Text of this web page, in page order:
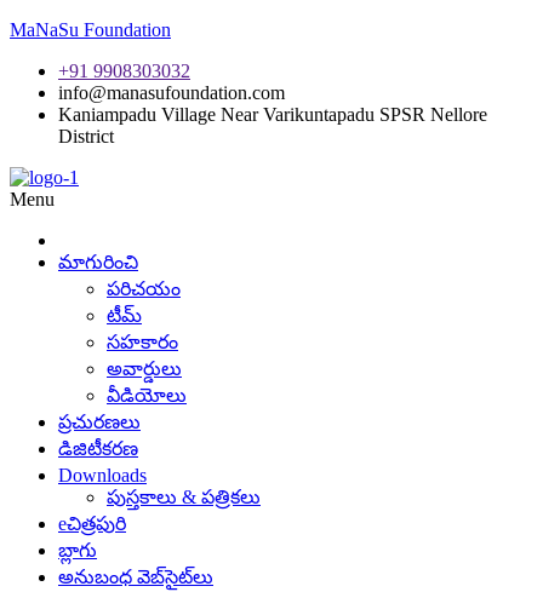
MaNaSu Foundation
+91 9908303032
info@manasufoundation.com
Kaniampadu Village Near Varikuntapadu SPSR Nellore
District
Menu
మాగురించి
పరిచయం
టీమ్
సహకారం
అవార్డులు
వీడియోలు
ప్రచురణలు
డిజిటీకరణ
Downloads
పుస్తకాలు & పత్రికలు
eచిత్రపురి
బ్లాగు
అనుబంధ వెబ్‌సైట్‌లు